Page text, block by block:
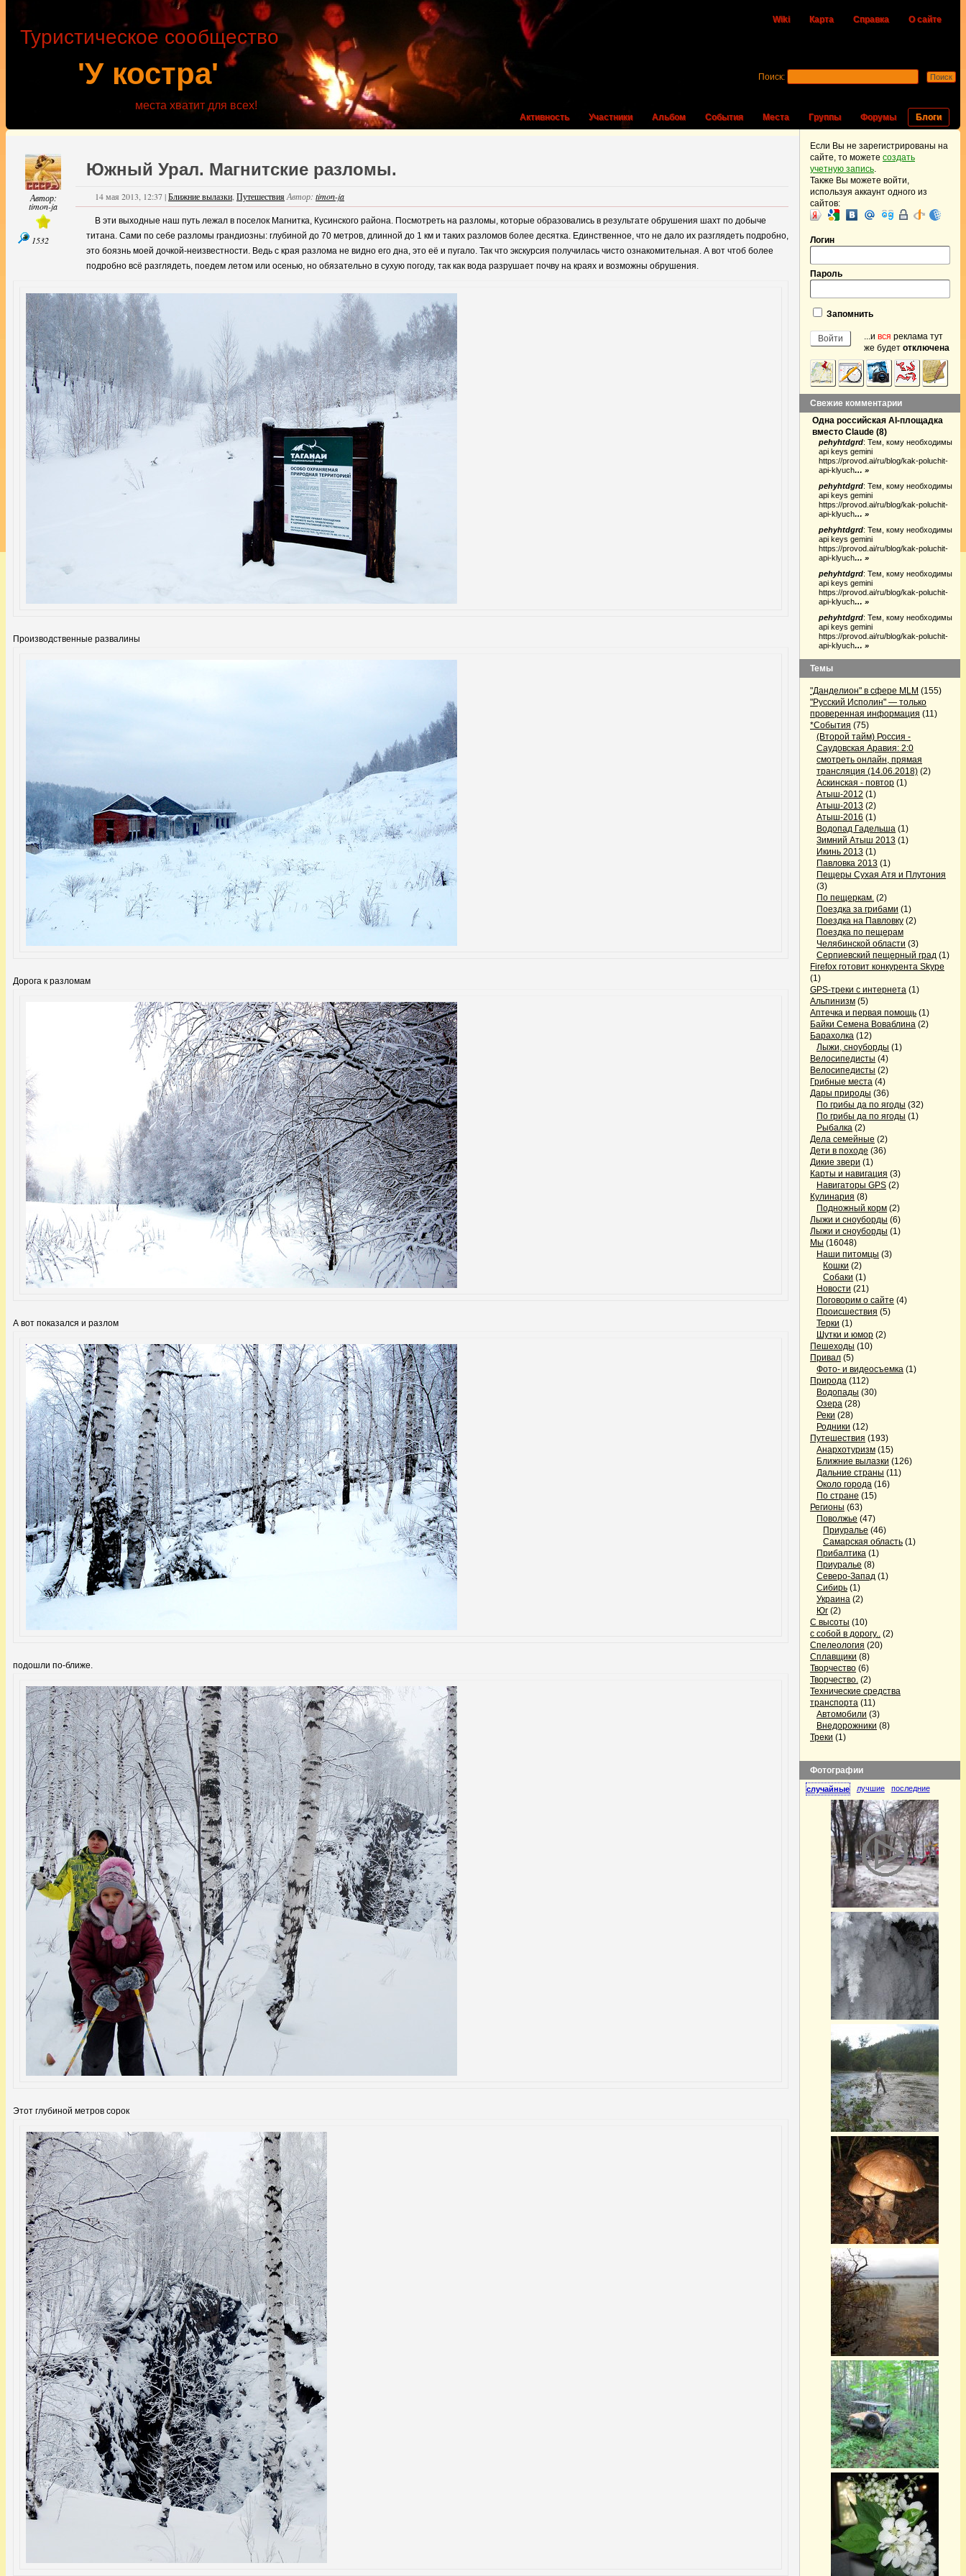
Wiki Карта Справка О сайте
'У костра'
Туристическое сообщество
места хватит для всех!
Активность Участники Альбом События Места Группы Форумы Блоги
Поиск:
Автор:
timon-ja
1532
Южный Урал. Магнитские разломы.
14 мая 2013, 12:37|Ближние вылазки ПутешествияАвтор: timon-ja
В эти выходные наш путь лежал в поселок Магнитка, Кусинского района. Посмотреть на разломы, которые образовались в результате обрушения шахт по добыче
титана. Сами по себе разломы грандиозны: глубиной до 70 метров, длинной до 1 км и таких разломов более десятка. Единственное, что не дало их разглядеть подробно,
это боязнь моей дочкой-неизвестности. Ведь с края разлома не видно его дна, это её и пугало. Так что экскурсия получилась чисто ознакомительная. А вот чтоб более
подробно всё разглядеть, поедем летом или осенью, но обязательно в сухую погоду, так как вода разрушает почву на краях и возможны обрушения.
Производственные развалины
Дорога к разломам
А вот показался и разлом
подошли по-ближе.
Этот глубиной метров сорок
Если Вы не зарегистрированы на
сайте, то можете создать
учетную запись.
Также Вы можете войти,
используя аккаунт одного из
сайтов:
Логин
Пароль
Запомнить
...и вся реклама тут
же будет отключена
Свежие комментарии
Одна российская AI-площадка
вместо Claude (8)
pehyhtdgrd: Тем, кому необходимы
api keys gemini
https://provod.ai/ru/blog/kak-poluchit-
api-klyuch… »
pehyhtdgrd: Тем, кому необходимы
api keys gemini
https://provod.ai/ru/blog/kak-poluchit-
api-klyuch… »
pehyhtdgrd: Тем, кому необходимы
api keys gemini
https://provod.ai/ru/blog/kak-poluchit-
api-klyuch… »
pehyhtdgrd: Тем, кому необходимы
api keys gemini
https://provod.ai/ru/blog/kak-poluchit-
api-klyuch… »
pehyhtdgrd: Тем, кому необходимы
api keys gemini
https://provod.ai/ru/blog/kak-poluchit-
api-klyuch… »
Темы
"Данделион" в сфере MLM (155)
"Русский Исполин" — только
проверенная информация (11)
*События (75)
(Второй тайм) Россия -
Саудовская Аравия: 2:0
смотреть онлайн, прямая
трансляция (14.06.2018) (2)
Аскинская - повтор (1)
Атыш-2012 (1)
Атыш-2013 (2)
Атыш-2016 (1)
Водопад Гадельша (1)
Зимний Атыш 2013 (1)
Икинь 2013 (1)
Павловка 2013 (1)
Пещеры Сухая Атя и Плутония
(3)
По пещеркам. (2)
Поездка за грибами (1)
Поездка на Павловку (2)
Поездка по пещерам
Челябинской области (3)
Серпиевский пещерный град (1)
Firefox готовит конкурента Skype
(1)
GPS-треки с интернета (1)
Альпинизм (5)
Аптечка и первая помощь (1)
Байки Семена Воваблина (2)
Барахолка (12)
Лыжи, сноуборды (1)
Велосипедисты (4)
Велосипедисты (2)
Грибные места (4)
Дары природы (36)
По грибы да по ягоды (32)
По грибы да по ягоды (1)
Рыбалка (2)
Дела семейные (2)
Дети в походе (36)
Дикие звери (1)
Карты и навигация (3)
Навигаторы GPS (2)
Кулинария (8)
Подножный корм (2)
Лыжи и сноуборды (6)
Лыжи и сноуборды (1)
Мы (16048)
Наши питомцы (3)
Кошки (2)
Собаки (1)
Новости (21)
Поговорим о сайте (4)
Происшествия (5)
Терки (1)
Шутки и юмор (2)
Пешеходы (10)
Привал (5)
Фото- и видеосъемка (1)
Природа (112)
Водопады (30)
Озера (28)
Реки (28)
Родники (12)
Путешествия (193)
Анархотуризм (15)
Ближние вылазки (126)
Дальние страны (11)
Около города (16)
По стране (15)
Регионы (63)
Поволжье (47)
Приуралье (46)
Самарская область (1)
Прибалтика (1)
Приуралье (8)
Северо-Запад (1)
Сибирь (1)
Украина (2)
Юг (2)
С высоты (10)
с собой в дорогу.. (2)
Спелеология (20)
Сплавщики (8)
Творчество (6)
Творчество. (2)
Технические средства
транспорта (11)
Автомобили (3)
Внедорожники (8)
Треки (1)
Фотографии
случайные лучшие последние